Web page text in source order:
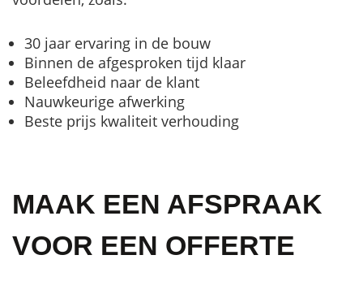
30 jaar ervaring in de bouw
Binnen de afgesproken tijd klaar
Beleefdheid naar de klant
Nauwkeurige afwerking
Beste prijs kwaliteit verhouding
MAAK EEN AFSPRAAK
VOOR EEN OFFERTE